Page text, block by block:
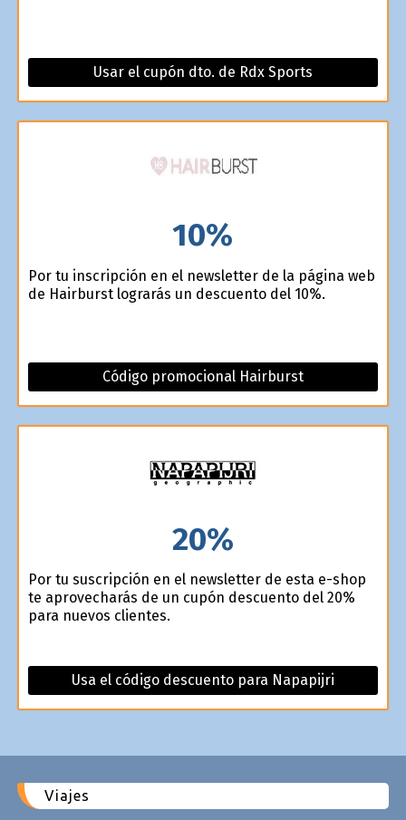
Usar el cupón dto. de Rdx Sports
10%
Por tu inscripción en el newsletter de la página web
de Hairburst lograrás un descuento del 10%.
Código promocional Hairburst
20%
Por tu suscripción en el newsletter de esta e-shop
te aprovecharás de un cupón descuento del 20%
para nuevos clientes.
Usa el código descuento para Napapijri
Viajes